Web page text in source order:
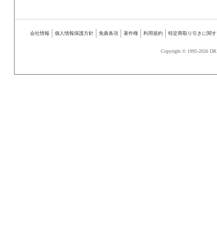
会社情報 個人情報保護方針 免責条項 著作権 利用規約 特定商取り引きに関
Copyright © 1995-2026